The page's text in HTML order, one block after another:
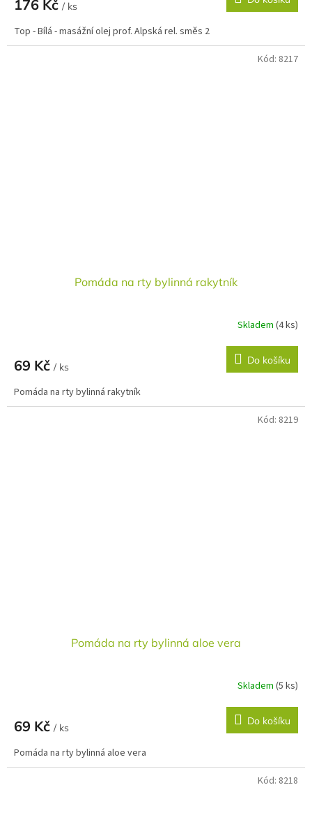
176 Kč / ks
Top - Bílá - masážní olej prof. Alpská rel. směs 2
Pomáda na rty bylinná rakytník
Skladem (4 ks)
69 Kč / ks
Do košíku
Pomáda na rty bylinná rakytník
Kód: 8217
Pomáda na rty bylinná aloe vera
Skladem (5 ks)
69 Kč / ks
Do košíku
Pomáda na rty bylinná aloe vera
Kód: 8219
Kód: 8218